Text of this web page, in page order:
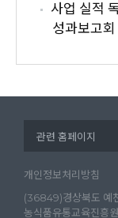
사업 실적
성과보고회
개인정보처리방침
(36849)경상북도 예
농식품유통교육진흥